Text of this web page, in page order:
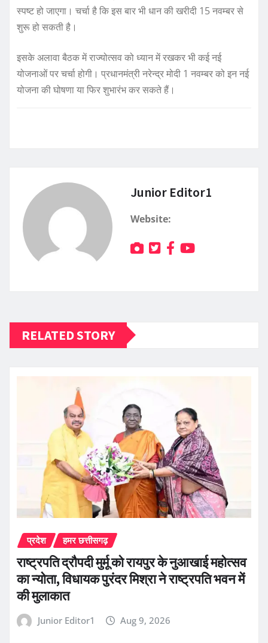
स्पष्ट हो जाएगा। चर्चा है कि इस बार भी धान की खरीदी 15 नवम्बर से
शुरू हो सकती है।
इसके अलावा बैठक में राज्योत्सव को ध्यान में रखकर भी कई नई
योजनाओं पर चर्चा होगी। प्रधानमंत्री नरेन्द्र मोदी 1 नवम्बर को इन नई
योजना की घोषणा या फिर शुभारंभ कर सकते हैं।
Junior Editor1
Website:
RELATED STORY
प्रदेश हमर छत्तीसगढ़
राष्ट्रपति द्रौपदी मुर्मू को रायपुर के नुआखाई महोत्सव
का न्योता, विधायक पुरंदर मिश्रा ने राष्ट्रपति भवन में
की मुलाकात
Junior Editor1 Aug 9, 2026